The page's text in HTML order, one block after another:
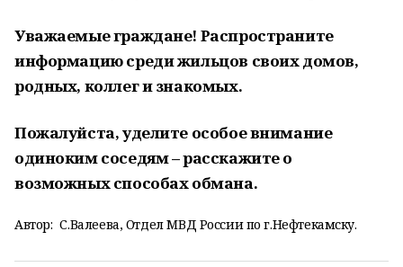
Уважаемые граждане! Распространите
информацию среди жильцов своих домов,
родных, коллег и знакомых.
Пожалуйста, уделите особое внимание
одиноким соседям – расскажите о
возможных способах обмана.
Автор: С.Валеева, Отдел МВД России по г.Нефтекамску.